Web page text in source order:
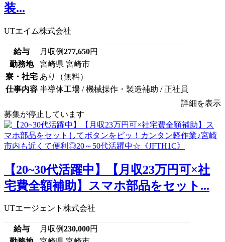
装...
UTエイム株式会社
給与 月収例277,650円
勤務地
宮崎県 宮崎市
寮・社宅 あり（無料）
仕事内容 半導体工場 / 機械操作・製造補助 / 正社員
詳細を表示
募集が停止しています
【20~30代活躍中】【月収23万円可×社
宅費全額補助】スマホ部品をセット...
UTエージェント株式会社
給与 月収例230,000円